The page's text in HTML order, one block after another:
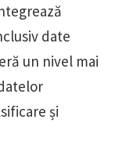
date
un nivel mai
și